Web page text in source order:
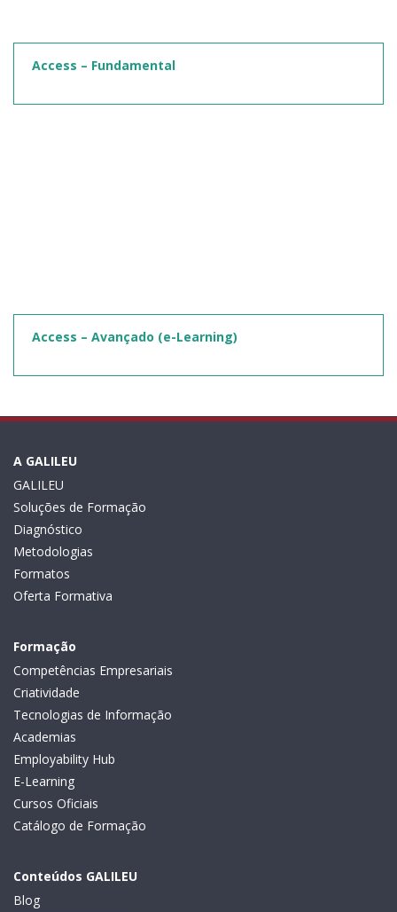
Access – Fundamental
Access – Avançado (e-Learning)
A GALILEU
GALILEU
Soluções de Formação
Diagnóstico
Metodologias
Formatos
Oferta Formativa
Formação
Competências Empresariais
Criatividade
Tecnologias de Informação
Academias
Employability Hub
E-Learning
Cursos Oficiais
Catálogo de Formação
Conteúdos GALILEU
Blog